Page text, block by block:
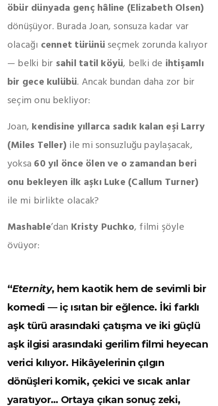
öbür dünyada genç hâline (Elizabeth Olsen)
dönüşüyor. Burada Joan, sonsuza kadar var
olacağı cennet türünü seçmek zorunda kalıyor
— belki bir sahil tatil köyü, belki de ihtişamlı
bir gece kulübü. Ancak bundan daha zor bir
seçim onu bekliyor:
Joan, kendisine yıllarca sadık kalan eşi Larry
(Miles Teller) ile mi sonsuzluğu paylaşacak,
yoksa60 yıl önce ölen ve o zamandan beri
onu bekleyen ilk aşkı Luke (Callum Turner)
ile mi birlikte olacak?
Mashable’dan Kristy Puchko, filmi şöyle
övüyor:
“Eternity, hem kaotik hem de sevimli bir
komedi — iç ısıtan bir eğlence. İki farklı
aşk türü arasındaki çatışma ve iki güçlü
aşk ilgisi arasındaki gerilim filmi heyecan
verici kılıyor. Hikâyelerinin çılgın
dönüşleri komik, çekici ve sıcak anlar
yaratıyor… Ortaya çıkan sonuç zeki,